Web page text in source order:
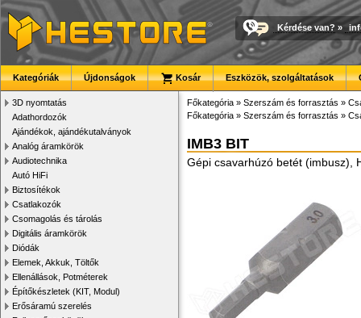
Kérdése van? »
Kategóriák Újdonságok Kosár Eszközök, szolgáltatások
3D nyomtatás
Adathordozók
Ajándékok, ajándékutalványok
Analóg áramkörök
Audiotechnika
Autó HiFi
Biztosítékok
Csatlakozók
Csomagolás és tárolás
Digitális áramkörök
Diódák
Elemek, Akkuk, Töltők
Ellenállások, Potméterek
Építőkészletek (KIT, Modul)
Erősáramú szerelés
Főkategória » Szerszám és forrasztás »
Főkategória » Szerszám és forrasztás »
IMB3 BIT
Gépi csavarhúzó betét (imbusz),